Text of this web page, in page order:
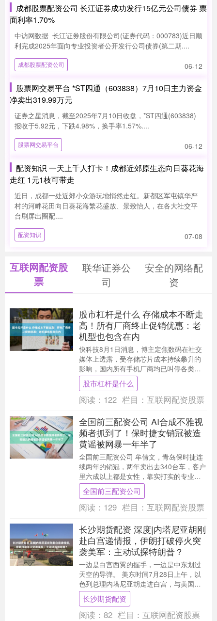
成都股票配资公司 长江证券成功发行15亿元公司债券 票
面利率1.70%
中访网数据 长江证券股份有限公司(证券代码：000783)近日顺
利完成2025年面向专业投资者公开发行公司债券(第二期....
成都股票配资公司 06-12
股票网交易平台 *ST四通（603838）7月10日主力资金
净卖出319.99万元
证券之星消息，截至2025年7月10日收盘，*ST四通(603838)
报收于5.92元，下跌4.98%，换手率1.57%....
股票网交易平台 06-12
配资知识 一天上千人打卡！成都近郊原生态向日葵花海
走红 1元1枝可带走
近日，成都一处近郊小众游玩地悄然走红。新都区军屯镇华严
村的河畔花田向日葵花海繁花盛放、景致怡人，在各大社交平
台刷屏出圈配....
配资知识 07-08
互联网配资股
票
联华证券公
司
安全的网络配
资
股市杠杆是什么 存储成本不断走
高！所有厂商终止促销优惠：老
机型也包含在内
快科技8月1日消息，博主定焦数码在社交
媒体上透露，受存储芯片成本持续攀升的
影响，国内所有手机厂商均已叫停各类促
销优惠活动。即便是发布一年以上的老机
型，也不再参与....
股市杠杆是什么
阅读： 122 栏目： 互联网配资股票
全国前三配资公司 AI合成不雅视
频者抓到了！保时捷女销冠被造
黄谣被网暴一年半了
全国前三配资公司 牟倩文，青岛保时捷连
续两年的销冠，两年卖出去340台车，客户
里六成以上都是女性，靠实打实的专业能
力站稳豪车销售赛道。 可从2025年1月
起，一....
全国前三配资公司
阅读： 129 栏目： 互联网配资股票
长沙期货配资 深度|内塔尼亚胡刚
赴白宫递情报，伊朗打破停火突
袭美军：主动试探特朗普？
一边是白宫西翼的握手，一边是中东划过
天空的导弹。 美东时间7月28日上午，以
色列总理内塔尼亚胡走进白宫，与美国总
统特朗普会晤，游说美国“硬对”伊朗。 数
小时后，....
长沙期货配资
阅读： 82 栏目： 互联网配资股票